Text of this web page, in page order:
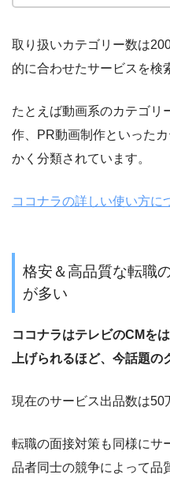
取り扱いカテゴリー数は
的に合わせたサービスを検
たとえば動画系のカテゴリ
作、PR動画制作といった
かく分類されています。
ココナラの詳しい使い方に
格安＆高品質な転職
が多い
ココナラはテレビのCMを
上げられるほど、今話題の
現在のサービス出品数は50
転職の面接対策も同様にサ
品者同士の競争によって品